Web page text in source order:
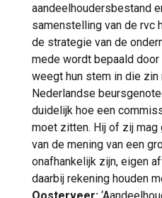
aandeelhoudersbestand
samenstelling van de rvc
de strategie van de
mede wordt bepaald
weegt hun stem in die
Nederlandse
duidelijk hoe een
moet zitten. Hij of zij
van de mening van een
onafhankelijk zijn, eigen
daarbij rekening houden